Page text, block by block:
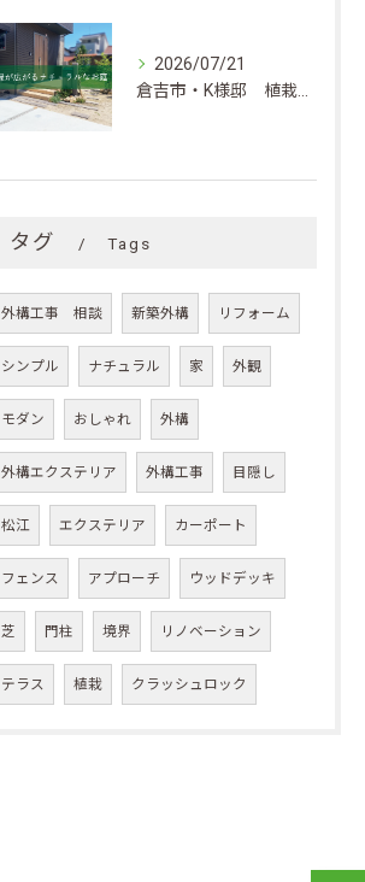
2026/07/21
タグ Tags
外構工事 相談 新築外構 リフォーム
シンプル ナチュラル 家 外観
モダン おしゃれ 外構
外構エクステリア 外構工事 目隠し
松江 エクステリア カーポート
フェンス アプローチ ウッドデッキ
芝 門柱 境界 リノベーション
テラス 植栽 クラッシュロック